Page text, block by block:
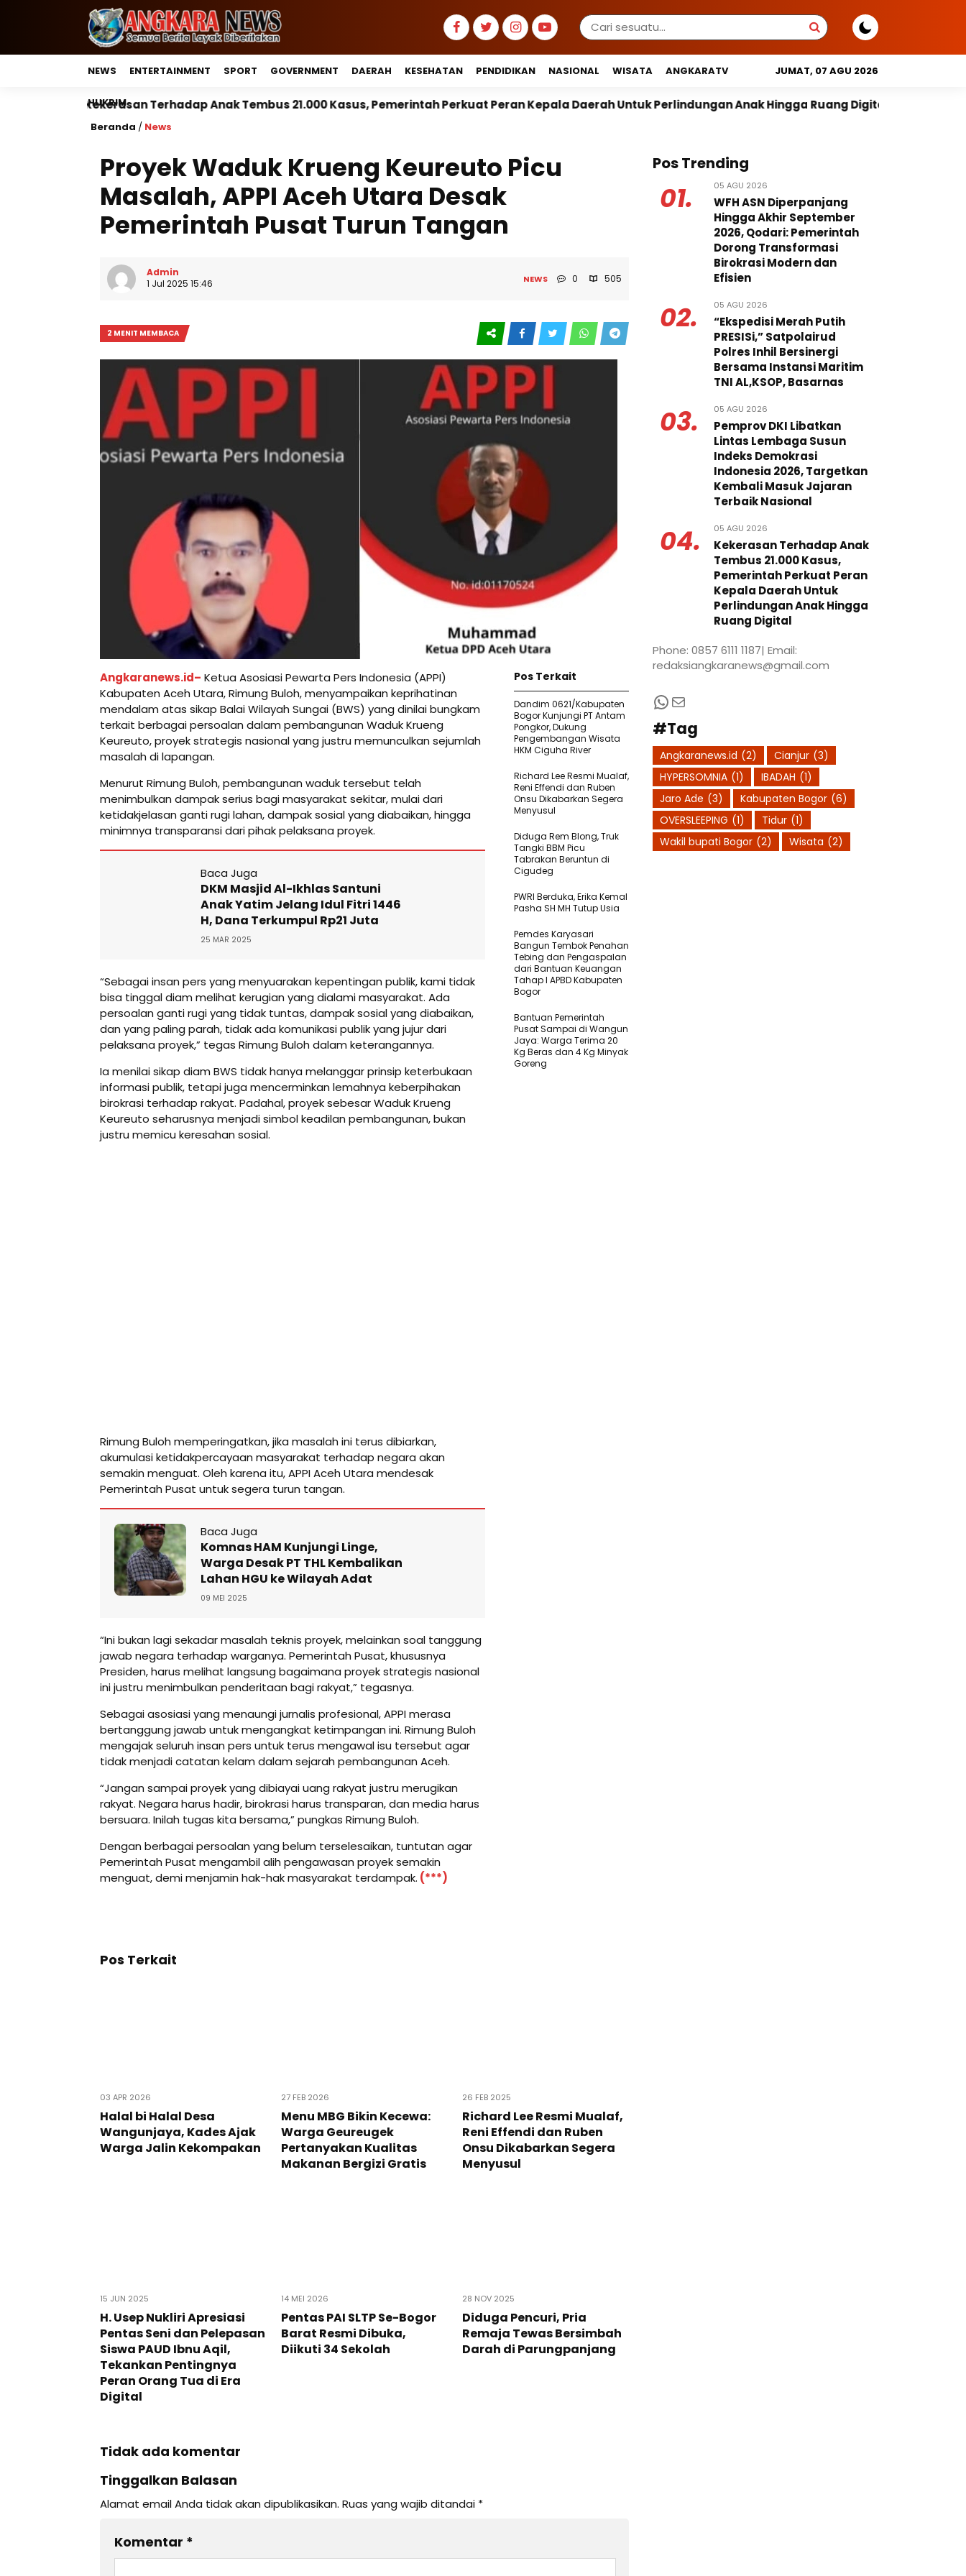
NEWS ENTERTAINMENT SPORT GOVERNMENT DAERAH KESEHATAN PENDIDIKAN NASIONAL WISATA ANGKARATV
HUKRIM
JUMAT, 07 AGU 2026
Terhadap Anak Tembus 21.000 Kasus, Pemerintah Perkuat Peran Kepala Daerah Untuk Perlindungan Anak Hingga Ruang Digital Pemprov DKI Libatkan
Beranda / News
Proyek Waduk Krueng Keureuto Picu
Masalah, APPI Aceh Utara Desak
Pemerintah Pusat Turun Tangan
Admin
1 Jul 2025 15:46
NEWS 0 505
2 MENIT MEMBACA
Angkaranews.id– Ketua Asosiasi Pewarta Pers Indonesia (APPI)
Kabupaten Aceh Utara, Rimung Buloh, menyampaikan keprihatinan
mendalam atas sikap Balai Wilayah Sungai (BWS) yang dinilai bungkam
terkait berbagai persoalan dalam pembangunan Waduk Krueng
Keureuto, proyek strategis nasional yang justru memunculkan sejumlah
masalah di lapangan.
Menurut Rimung Buloh, pembangunan waduk tersebut telah
menimbulkan dampak serius bagi masyarakat sekitar, mulai dari
ketidakjelasan ganti rugi lahan, dampak sosial yang diabaikan, hingga
minimnya transparansi dari pihak pelaksana proyek.
Baca Juga
DKM Masjid Al-Ikhlas Santuni
Anak Yatim Jelang Idul Fitri 1446
H, Dana Terkumpul Rp21 Juta
25 MAR 2025
“Sebagai insan pers yang menyuarakan kepentingan publik, kami tidak
bisa tinggal diam melihat kerugian yang dialami masyarakat. Ada
persoalan ganti rugi yang tidak tuntas, dampak sosial yang diabaikan,
dan yang paling parah, tidak ada komunikasi publik yang jujur dari
pelaksana proyek,” tegas Rimung Buloh dalam keterangannya.
Ia menilai sikap diam BWS tidak hanya melanggar prinsip keterbukaan
informasi publik, tetapi juga mencerminkan lemahnya keberpihakan
birokrasi terhadap rakyat. Padahal, proyek sebesar Waduk Krueng
Keureuto seharusnya menjadi simbol keadilan pembangunan, bukan
justru memicu keresahan sosial.
Rimung Buloh memperingatkan, jika masalah ini terus dibiarkan,
akumulasi ketidakpercayaan masyarakat terhadap negara akan
semakin menguat. Oleh karena itu, APPI Aceh Utara mendesak
Pemerintah Pusat untuk segera turun tangan.
Baca Juga
Komnas HAM Kunjungi Linge,
Warga Desak PT THL Kembalikan
Lahan HGU ke Wilayah Adat
09 MEI 2025
“Ini bukan lagi sekadar masalah teknis proyek, melainkan soal tanggung
jawab negara terhadap warganya. Pemerintah Pusat, khususnya
Presiden, harus melihat langsung bagaimana proyek strategis nasional
ini justru menimbulkan penderitaan bagi rakyat,” tegasnya.
Sebagai asosiasi yang menaungi jurnalis profesional, APPI merasa
bertanggung jawab untuk mengangkat ketimpangan ini. Rimung Buloh
mengajak seluruh insan pers untuk terus mengawal isu tersebut agar
tidak menjadi catatan kelam dalam sejarah pembangunan Aceh.
“Jangan sampai proyek yang dibiayai uang rakyat justru merugikan
rakyat. Negara harus hadir, birokrasi harus transparan, dan media harus
bersuara. Inilah tugas kita bersama,” pungkas Rimung Buloh.
Dengan berbagai persoalan yang belum terselesaikan, tuntutan agar
Pemerintah Pusat mengambil alih pengawasan proyek semakin
menguat, demi menjamin hak-hak masyarakat terdampak. (***)
Pos Terkait
Dandim 0621/Kabupaten
Bogor Kunjungi PT Antam
Pongkor, Dukung
Pengembangan Wisata
HKM Ciguha River
Richard Lee Resmi Mualaf,
Reni Effendi dan Ruben
Onsu Dikabarkan Segera
Menyusul
Diduga Rem Blong, Truk
Tangki BBM Picu
Tabrakan Beruntun di
Cigudeg
PWRI Berduka, Erika Kemal
Pasha SH MH Tutup Usia
Pemdes Karyasari
Bangun Tembok Penahan
Tebing dan Pengaspalan
dari Bantuan Keuangan
Tahap I APBD Kabupaten
Bogor
Bantuan Pemerintah
Pusat Sampai di Wangun
Jaya: Warga Terima 20
Kg Beras dan 4 Kg Minyak
Goreng
Pos Terkait
03 APR 2026
Halal bi Halal Desa
Wangunjaya, Kades Ajak
Warga Jalin Kekompakan
27 FEB 2026
Menu MBG Bikin Kecewa:
Warga Geureugek
Pertanyakan Kualitas
Makanan Bergizi Gratis
26 FEB 2025
Richard Lee Resmi Mualaf,
Reni Effendi dan Ruben
Onsu Dikabarkan Segera
Menyusul
15 JUN 2025
H. Usep Nukliri Apresiasi
Pentas Seni dan Pelepasan
Siswa PAUD Ibnu Aqil,
Tekankan Pentingnya
Peran Orang Tua di Era
Digital
14 MEI 2026
Pentas PAI SLTP Se-Bogor
Barat Resmi Dibuka,
Diikuti 34 Sekolah
28 NOV 2025
Diduga Pencuri, Pria
Remaja Tewas Bersimbah
Darah di Parungpanjang
Tidak ada komentar
Tinggalkan Balasan
Alamat email Anda tidak akan dipublikasikan. Ruas yang wajib ditandai *
Komentar *
Pos Trending
01. 05 AGU 2026
WFH ASN Diperpanjang
Hingga Akhir September
2026, Qodari: Pemerintah
Dorong Transformasi
Birokrasi Modern dan
Efisien
02. 05 AGU 2026
“Ekspedisi Merah Putih
PRESISi,” Satpolairud
Polres Inhil Bersinergi
Bersama Instansi Maritim
TNI AL,KSOP, Basarnas
03. 05 AGU 2026
Pemprov DKI Libatkan
Lintas Lembaga Susun
Indeks Demokrasi
Indonesia 2026, Targetkan
Kembali Masuk Jajaran
Terbaik Nasional
04. 05 AGU 2026
Kekerasan Terhadap Anak
Tembus 21.000 Kasus,
Pemerintah Perkuat Peran
Kepala Daerah Untuk
Perlindungan Anak Hingga
Ruang Digital
Phone: 0857 6111 1187| Email:
redaksiangkaranews@gmail.com
WhatsApp
Mail
#Tag
Angkaranews.id (2) Cianjur (3)
HYPERSOMNIA (1) IBADAH (1)
Jaro Ade (3) Kabupaten Bogor (6)
OVERSLEEPING (1) Tidur (1)
Wakil bupati Bogor (2) Wisata (2)